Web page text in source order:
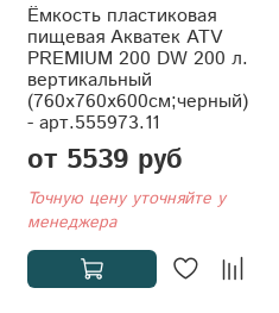
Ёмкость пластиковая
пищевая Акватек ATV
PREMIUM 200 DW 200 л.
вертикальный
(760x760x600см;черный)
- арт.555973.11
от 5539 руб
Точную цену уточняйте у
менеджера